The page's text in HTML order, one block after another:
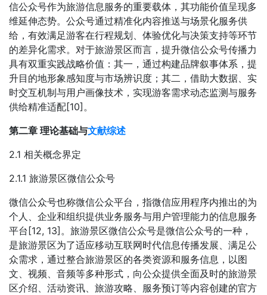
信公众号作为旅游信息服务的重要载体，其功能价值呈现多
维延伸态势。公众号通过精准化内容推送与场景化服务供
给，有效满足游客在行程规划、体验优化与决策支持等环节
的差异化需求。对于旅游景区而言，提升微信公众号传播力
具有双重实践战略价值：其一，通过构建品牌叙事体系，提
升目的地形象感知度与市场辨识度；其二，借助大数据、实
时交互机制与用户画像技术，实现游客需求动态监测与服务
供给精准适配[10]。
第二章 理论基础与文献综述
2.1 相关概念界定
2.1.1 旅游景区微信公众号
微信公众号也称微信公众平台，指微信应用程序内推出的为
个人、企业和组织提供业务服务与用户管理能力的信息服务
平台[12, 13]。旅游景区微信公众号是微信公众号的一种，
是旅游景区为了适应移动互联网时代信息传播发展、满足公
众需求，通过整合旅游景区的各类资源和服务信息，以图
文、视频、音频等多种形式，向公众提供全面及时的旅游景
区介绍、活动资讯、旅游攻略、服务预订等内容创建的官方